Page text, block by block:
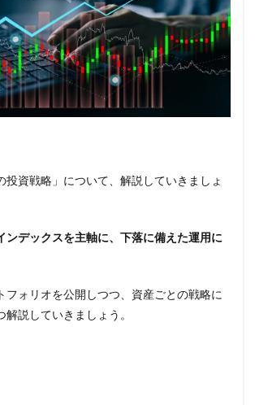
投資戦略」について、解説していきましょ
ンデックスを主軸に、下落に備えた運用に
フォリオを公開しつつ、資産ごとの戦略に
説していきましょう。